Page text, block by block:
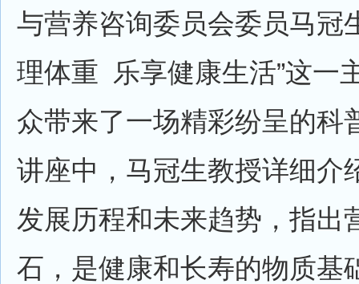
与营养咨询委员会委员马冠
理体重 乐享健康生活”这一
众带来了一场精彩纷呈的科
讲座中，马冠生教授详细介
发展历程和未来趋势，指出
石，是健康和长寿的物质基